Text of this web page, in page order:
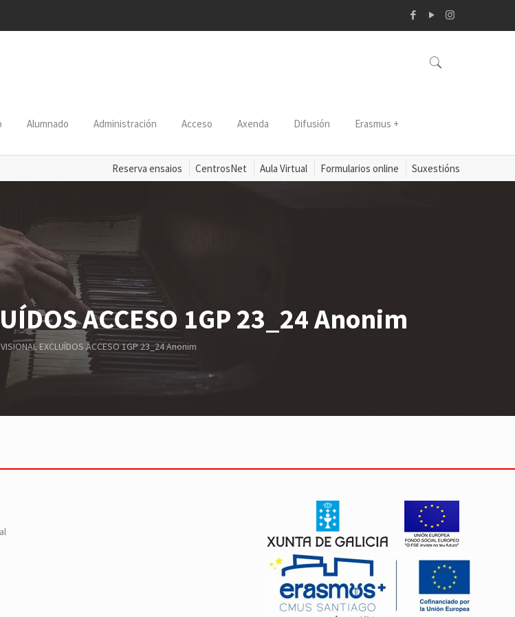
Alumnado Administración Acceso Axenda Difusión Erasmus +
Reserva ensaios CentrosNet Aula Virtual Formularios online Suxestións
ACCESO 1GP 23_24 Anonim
EXCLUÍDOS ACCESO 1GP 23_24 Anonim